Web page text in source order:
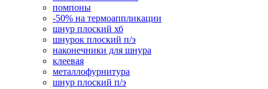
помпоны
-50% на термоаппликации
шнур плоский хб
шнурок плоский п/э
наконечники для шнура
клеевая
металлофурнитура
шнур плоский п/э